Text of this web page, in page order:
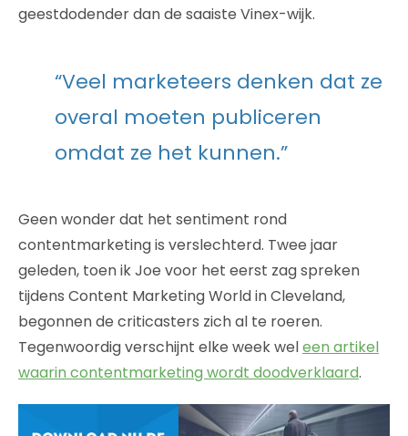
geestdodender dan de saaiste Vinex-wijk.
“Veel marketeers denken dat ze
overal moeten publiceren
omdat ze het kunnen.”
Geen wonder dat het sentiment rond
contentmarketing is verslechterd. Twee jaar
geleden, toen ik Joe voor het eerst zag spreken
tijdens Content Marketing World in Cleveland,
begonnen de criticasters zich al te roeren.
Tegenwoordig verschijnt elke week weleen artikel
waarin contentmarketing wordt doodverklaard.